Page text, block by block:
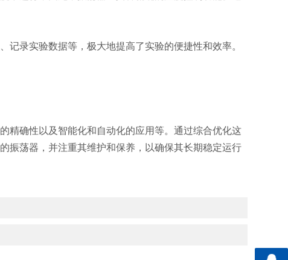
录实验数据等，极大地提高了实验的便捷性和效率。
确性以及智能化和自动化的应用等。通过综合优化这
振荡器，并注重其维护和保养，以确保其长期稳定运行